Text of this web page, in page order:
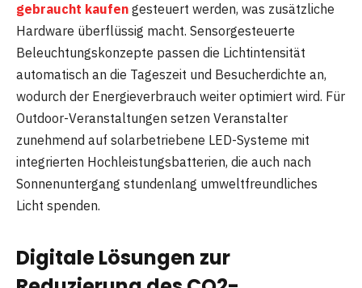
gebraucht kaufen gesteuert werden, was zusätzliche
Hardware überflüssig macht. Sensorgesteuerte
Beleuchtungskonzepte passen die Lichtintensität
automatisch an die Tageszeit und Besucherdichte an,
wodurch der Energieverbrauch weiter optimiert wird. Für
Outdoor-Veranstaltungen setzen Veranstalter
zunehmend auf solarbetriebene LED-Systeme mit
integrierten Hochleistungsbatterien, die auch nach
Sonnenuntergang stundenlang umweltfreundliches
Licht spenden.
Digitale Lösungen zur